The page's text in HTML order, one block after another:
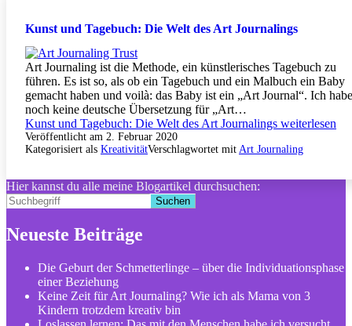
Kunst und Tagebuch: Die Welt des Art Journalings⁣
Art Journaling ist die Methode, ein künstlerisches Tagebuch zu
führen. Es ist so, als ob ein Tagebuch und ein Malbuch ein Baby
gemacht haben und voilà: das Baby ist ein „Art Journal“.⁣ Ich habe
noch keine deutsche Übersetzung für „Art…
Kunst und Tagebuch: Die Welt des Art Journalings⁣ weiterlesen
Veröffentlicht am 2. Februar 2020
Kategorisiert als KreativitätVerschlagwortet mit Art Journaling
Hier kannst du alle meine Blogartikel durchsuchen:
Suchen
Neueste Beiträge
Die Geburt der Schmetterlinge – über die Individuationsphase
einer Beziehung
Keine Zeit für Art Journaling? Wie ich als Mama von 3
Kindern trotzdem kreativ bin